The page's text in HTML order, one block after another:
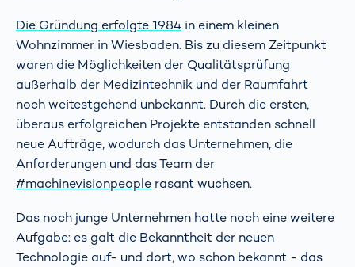
Die Gründung erfolgte 1984 in einem kleinen
Wohnzimmer in Wiesbaden. Bis zu diesem Zeitpunkt
waren die Möglichkeiten der Qualitätsprüfung
außerhalb der Medizintechnik und der Raumfahrt
noch weitestgehend unbekannt. Durch die ersten,
überaus erfolgreichen Projekte entstanden schnell
neue Aufträge, wodurch das Unternehmen, die
Anforderungen und das Team der
#machinevisionpeople rasant wuchsen.
Das noch junge Unternehmen hatte noch eine weitere
Aufgabe: es galt die Bekanntheit der neuen
Technologie auf- und dort, wo schon bekannt - das